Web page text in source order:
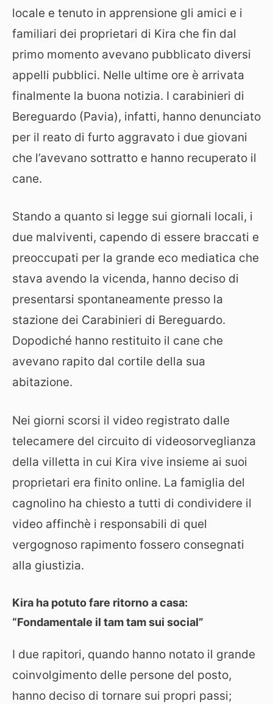
locale e tenuto in apprensione gli amici e i
familiari dei proprietari di Kira che fin dal
primo momento avevano pubblicato diversi
appelli pubblici. Nelle ultime ore è arrivata
finalmente la buona notizia. I carabinieri di
Bereguardo (Pavia), infatti, hanno denunciato
per il reato di furto aggravato i due giovani
che l’avevano sottratto e hanno recuperato il
cane.
Stando a quanto si legge sui giornali locali, i
due malviventi, capendo di essere braccati e
preoccupati per la grande eco mediatica che
stava avendo la vicenda, hanno deciso di
presentarsi spontaneamente presso la
stazione dei Carabinieri di Bereguardo.
Dopodiché hanno restituito il cane che
avevano rapito dal cortile della sua
abitazione.
Nei giorni scorsi il video registrato dalle
telecamere del circuito di videosorveglianza
della villetta in cui Kira vive insieme ai suoi
proprietari era finito online. La famiglia del
cagnolino ha chiesto a tutti di condividere il
video affinchè i responsabili di quel
vergognoso rapimento fossero consegnati
alla giustizia.
Kira ha potuto fare ritorno a casa:
“Fondamentale il tam tam sui social”
I due rapitori, quando hanno notato il grande
coinvolgimento delle persone del posto,
hanno deciso di tornare sui propri passi;